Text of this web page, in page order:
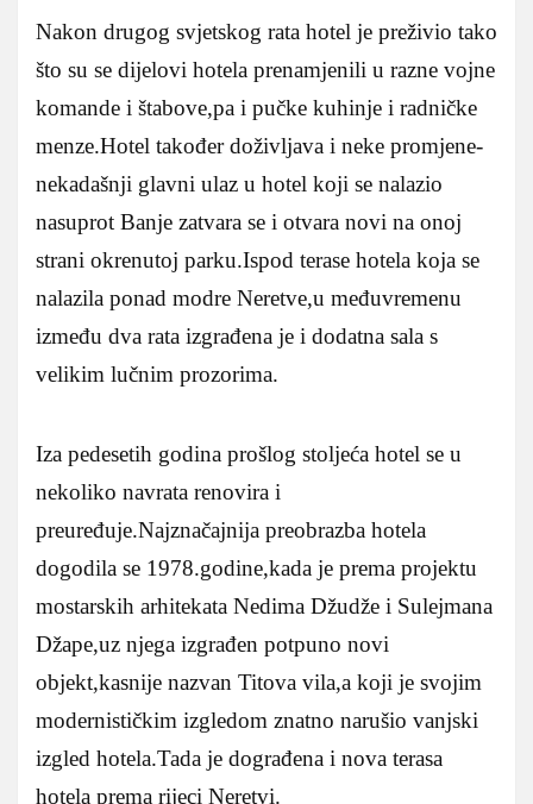
Nakon drugog svjetskog rata hotel je preživio tako
što su se dijelovi hotela prenamjenili u razne vojne
komande i štabove,pa i pučke kuhinje i radničke
menze.Hotel također doživljava i neke promjene-
nekadašnji glavni ulaz u hotel koji se nalazio
nasuprot Banje zatvara se i otvara novi na onoj
strani okrenutoj parku.Ispod terase hotela koja se
nalazila ponad modre Neretve,u međuvremenu
između dva rata izgrađena je i dodatna sala s
velikim lučnim prozorima.
Iza pedesetih godina prošlog stoljeća hotel se u
nekoliko navrata renovira i
preuređuje.Najznačajnija preobrazba hotela
dogodila se 1978.godine,kada je prema projektu
mostarskih arhitekata Nedima Džudže i Sulejmana
Džape,uz njega izgrađen potpuno novi
objekt,kasnije nazvan Titova vila,a koji je svojim
modernističkim izgledom znatno narušio vanjski
izgled hotela.Tada je dograđena i nova terasa
hotela prema rijeci Neretvi.